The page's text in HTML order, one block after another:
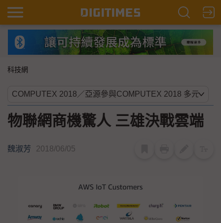
科技網
物聯網商機驚人 三雄決戰雲端
魏淑芳 2018/06/05